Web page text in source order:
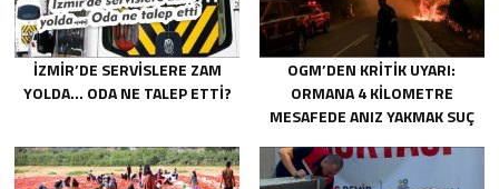
İZMIR’DE SERVISLERE ZAM
YOLDA… ODA NE TALEP ETTI?
OGM’DEN KRITIK UYARI:
ORMANA 4 KILOMETRE
MESAFEDE ANIZ YAKMAK SUÇ